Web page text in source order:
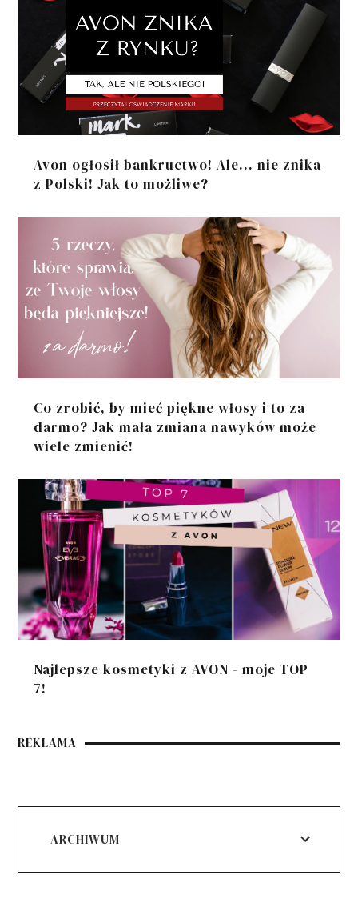
Avon ogłosił bankructwo! Ale... nie znika
z Polski! Jak to możliwe?
Co zrobić, by mieć piękne włosy i to za
darmo? Jak mała zmiana nawyków może
wiele zmienić!
Najlepsze kosmetyki z AVON - moje TOP
7!
REKLAMA
ARCHIWUM